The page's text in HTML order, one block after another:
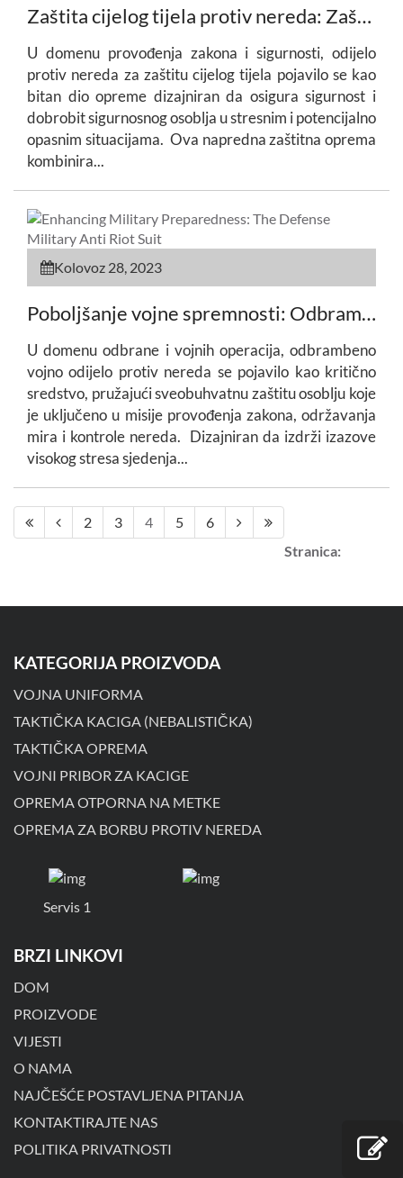
Zaštita cijelog tijela protiv nereda: Zaštita sigurnosnog osoblja u situacijama visokog stresa
U domenu provođenja zakona i sigurnosti, odijelo
protiv nereda za zaštitu cijelog tijela pojavilo se kao
bitan dio opreme dizajniran da osigura sigurnost i
dobrobit sigurnosnog osoblja u stresnim i potencijalno
opasnim situacijama. Ova napredna zaštitna oprema
kombinira...
Kolovoz 28, 2023
Poboljšanje vojne spremnosti: Odbrambeno vojno odijelo protiv nereda
U domenu odbrane i vojnih operacija, odbrambeno
vojno odijelo protiv nereda se pojavilo kao kritično
sredstvo, pružajući sveobuhvatnu zaštitu osoblju koje
je uključeno u misije provođenja zakona, održavanja
mira i kontrole nereda. Dizajniran da izdrži izazove
visokog stresa sjedenja...
2 3 4 5
6
Stranica:
KATEGORIJA PROIZVODA
VOJNA UNIFORMA
TAKTIČKA KACIGA (NEBALISTIČKA)
TAKTIČKA OPREMA
VOJNI PRIBOR ZA KACIGE
OPREMA OTPORNA NA METKE
OPREMA ZA BORBU PROTIV NEREDA
Servis 1
BRZI LINKOVI
DOM
PROIZVODE
VIJESTI
O NAMA
NAJČEŠĆE POSTAVLJENA PITANJA
KONTAKTIRAJTE NAS
POLITIKA PRIVATNOSTI